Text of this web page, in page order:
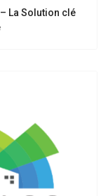
La Solution clé